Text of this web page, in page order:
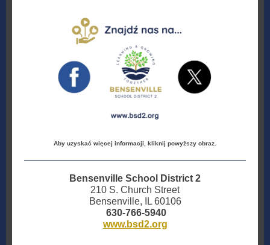
Aby uzyskać więcej informacji, kliknij powyższy obraz.
Bensenville School District 2
210 S. Church Street
Bensenville, IL 60106
630-766-5940
www.bsd2.org